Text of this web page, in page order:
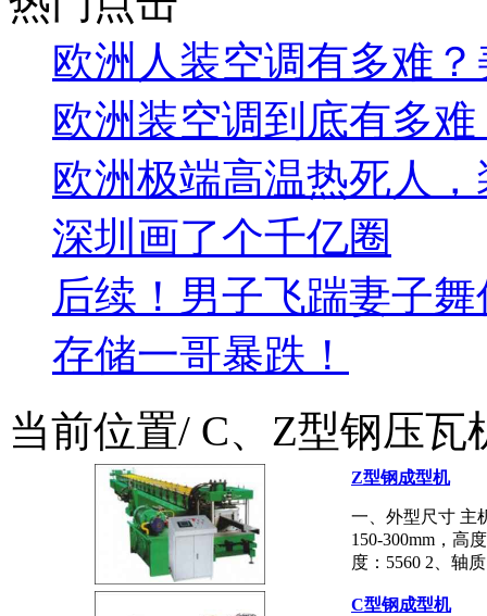
欧洲人装空调有多难？
欧洲装空调到底有多
欧洲极端高温热死人
深圳画了个千亿圈
后续！男子飞踹妻子
存储一哥暴跌！
当前位置/ C、Z型钢压瓦
Z型钢成型机
一、外型尺寸 主
150-300mm，高
度：5560 2、轴
C型钢成型机